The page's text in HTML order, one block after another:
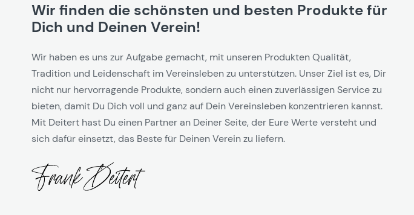
Wir finden die schönsten und besten Produkte für
Dich und Deinen Verein!
Wir haben es uns zur Aufgabe gemacht, mit unseren Produkten Qualität,
Tradition und Leidenschaft im Vereinsleben zu unterstützen. Unser Ziel ist es, Dir
nicht nur hervorragende Produkte, sondern auch einen zuverlässigen Service zu
bieten, damit Du Dich voll und ganz auf Dein Vereinsleben konzentrieren kannst.
Mit Deitert hast Du einen Partner an Deiner Seite, der Eure Werte versteht und
sich dafür einsetzt, das Beste für Deinen Verein zu liefern.